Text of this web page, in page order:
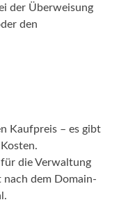
der Überweisung
den
Kaufpreis – es gibt
für die Verwaltung
dem Domain-